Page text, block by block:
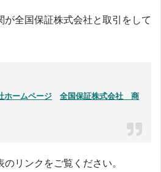
が全国保証株式会社と取引をして
ホームページ
全国保証株式会社 商
リンクをご覧ください。